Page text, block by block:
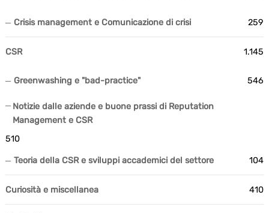
Crisis management e Comunicazione di crisi 259
CSR 1.145
Greenwashing e "bad-practice" 546
Notizie dalle aziende e buone prassi di Reputation
Management e CSR
510
Teoria della CSR e sviluppi accademici del settore 104
Curiosità e miscellanea 410